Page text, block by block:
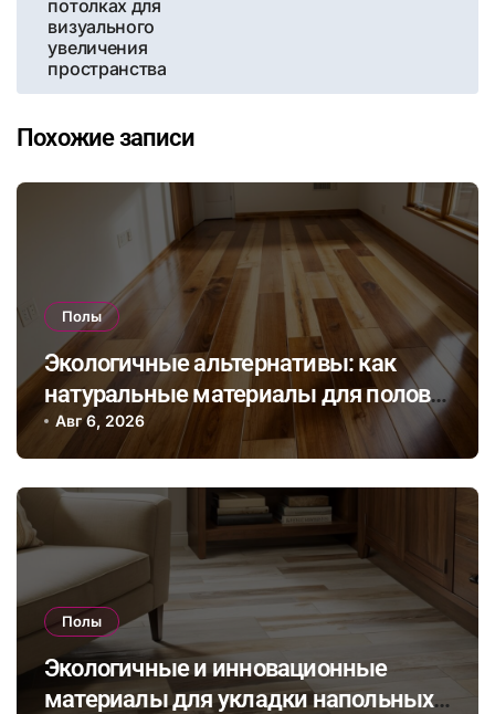
потолках для
визуального
увеличения
пространства
Похожие записи
Полы
Экологичные альтернативы: как
натуральные материалы для полов
влияют на здоровье и комфорт в
доме
Авг 6, 2026
Полы
Экологичные и инновационные
материалы для укладки напольных